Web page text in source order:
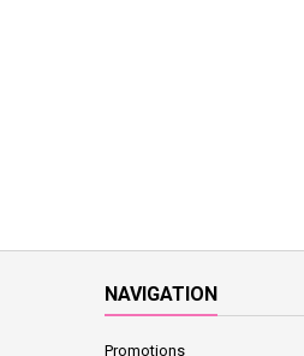
NAVIGATION
Promotions